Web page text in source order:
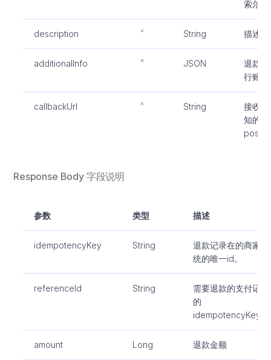
索尔
description String 描述
additionalInfo JSON
退款
行账号
callbackUrl String
接收
知的
post
Response Body 字段说明
参数 类型 描述
idempotencyKey String
退款记录在的商家系
统的唯一id。
referenceId String
需要退款的支付记录
的
idempotencyKey。
amount Long 退款金额